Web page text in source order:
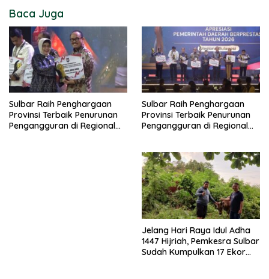
Baca Juga
Sulbar Raih Penghargaan
Provinsi Terbaik Penurunan
Pengangguran di Regional
Sulbar Raih Penghargaan
Provinsi Terbaik Penurunan
Pengangguran di Regional
Jelang Hari Raya Idul Adha
1447 Hijriah, Pemkesra Sulbar
Sudah Kumpulkan 17 Ekor